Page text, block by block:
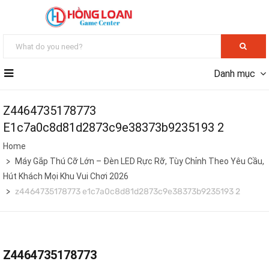
Danh mục
Z4464735178773
E1c7a0c8d81d2873c9e38373b9235193 2
Home
Máy Gắp Thú Cỡ Lớn – Đèn LED Rực Rỡ, Tùy Chỉnh Theo Yêu Cầu,
Hút Khách Mọi Khu Vui Chơi 2026
z4464735178773 e1c7a0c8d81d2873c9e38373b9235193 2
Z4464735178773